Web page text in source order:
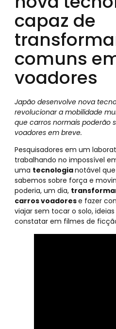
capaz de
comuns
voadores
Japão desenvolve nova
revolucionar a mobilidade
que carros normais poderão
voadores em breve.
Pesquisadores em um
trabalhando no impossível
uma tecnologianotável
sabemos sobre força e
poderia, um dia,
carros voadorese fazer
viajar sem tocar o solo,
constatar em filmes de